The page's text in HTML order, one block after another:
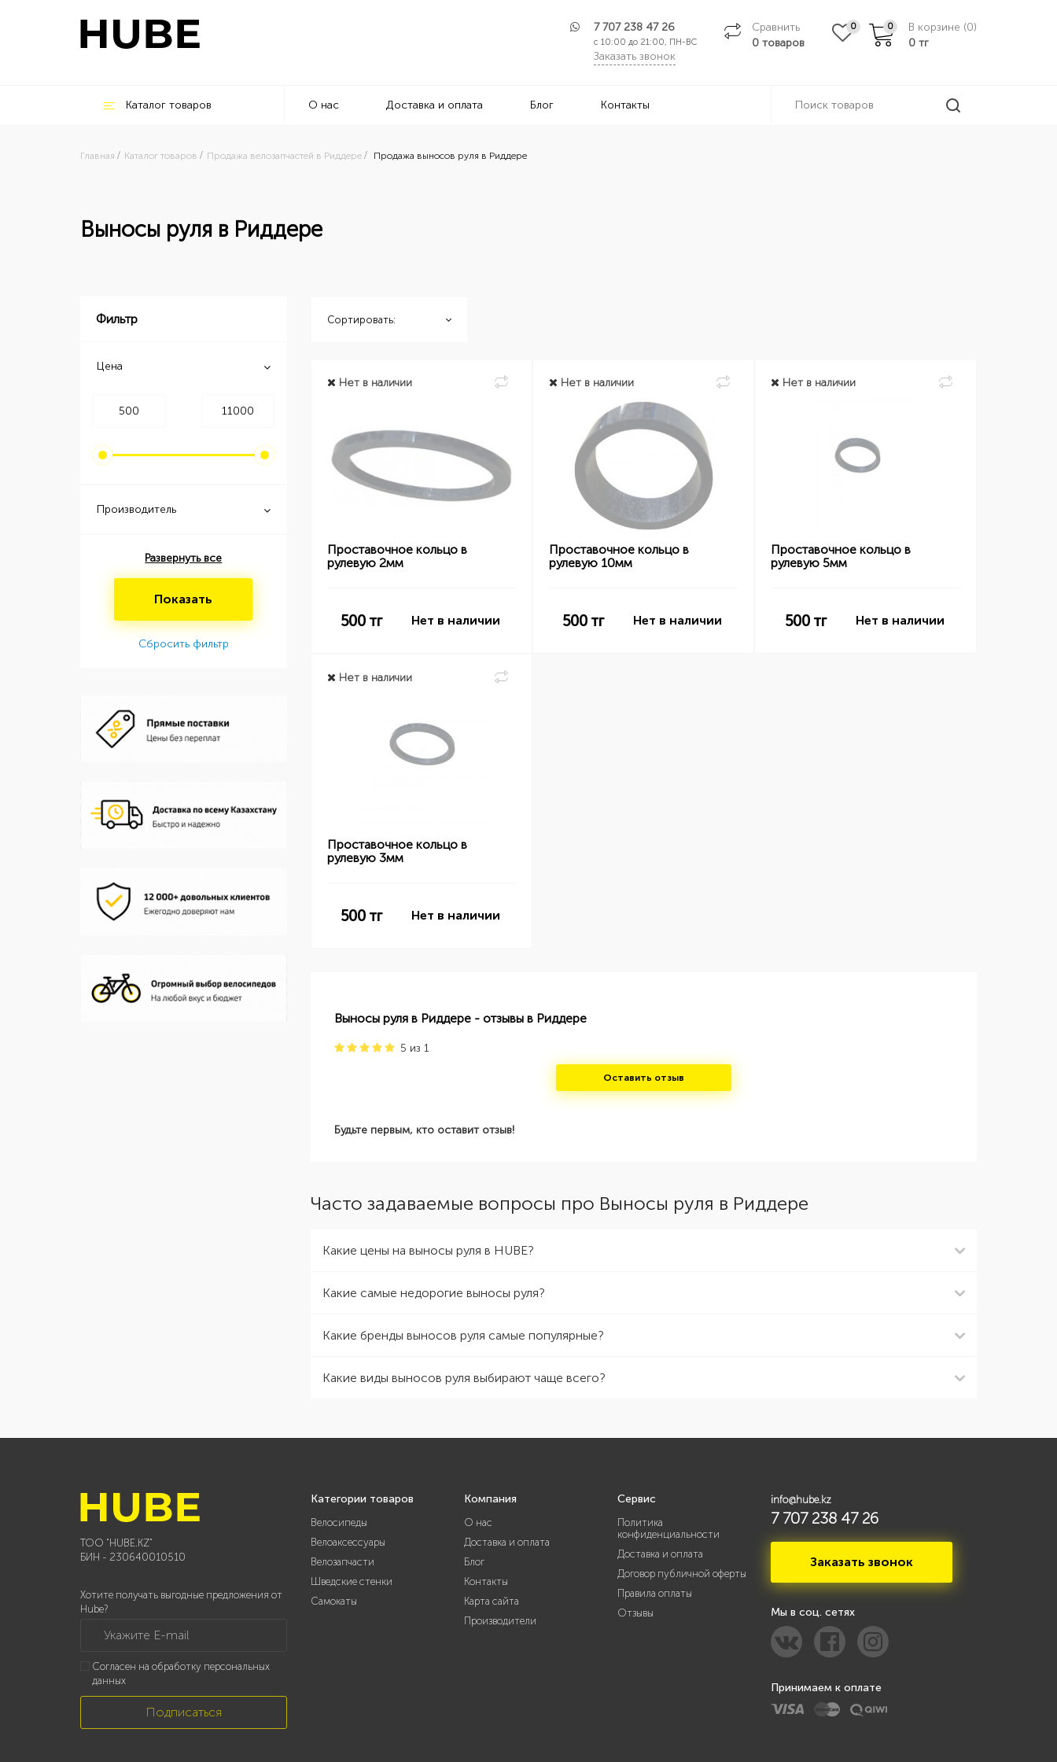
7 707 238 47 26
с 10:00 до 21:00, ПН-ВС
Заказать звонок
Сравнить
0 товаров
0 0 В корзине (0)
0 тг
Каталог товаров О нас Доставка и оплата Блог Контакты
Главная Каталог товаров Продажа велозапчастей в Риддере Продажа выносов руля в Риддере
Выносы руля в Риддере
Фильтр
Цена
Производитель
Развернуть все
Показать
Сбросить фильтр
Сортировать:
Нет в наличии
Проставочное кольцо в
рулевую 2мм
500тг Нет в наличии
Нет в наличии
Проставочное кольцо в
рулевую 10мм
500 тг Нет в наличии
Нет в наличии
Проставочное кольцо в
рулевую 5мм
500тг Нет в наличии
Нет в наличии
Проставочное кольцо в
рулевую 3мм
500тг Нет в наличии
Выносы руля в Риддере - отзывы в Риддере
5 из 1
Оставить отзыв
Будьте первым, кто оставит отзыв!
Часто задаваемые вопросы про Выносы руля в Риддере
Какие цены на выносы руля в HUBE?
Какие самые недорогие выносы руля?
Какие бренды выносов руля самые популярные?
Какие виды выносов руля выбирают чаще всего?
ТОО "HUBE.KZ"
БИН - 230640010510
Хотите получать выгодные предложения от
Hube?
Укажите E-mail
Согласен на обработку персональных
данных
Подписаться
Категории товаров
Велосипеды
Велоаксессуары
Велозапчасти
Шведские стенки
Самокаты
Компания
О нас
Доставка и оплата
Блог
Контакты
Карта сайта
Производители
Сервис
Политика
конфиденциальности
Доставка и оплата
Договор публичной оферты
Правила оплаты
Отзывы
info@hube.kz
7 707 238 47 26
Заказать звонок
Мы в соц. сетях
Принимаем к оплате